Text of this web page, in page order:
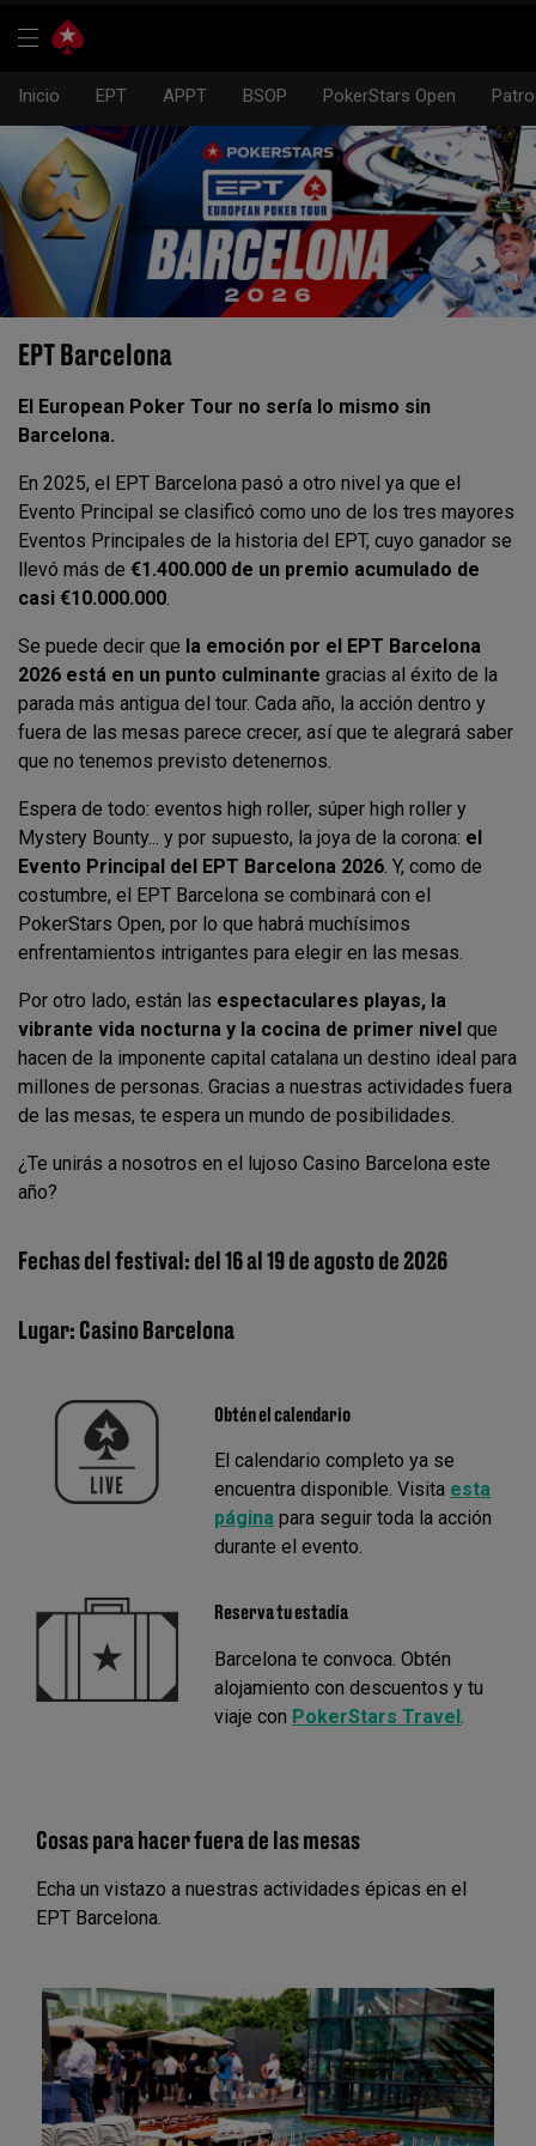
Inicio EPT APPT BSOP PokerStars Open
EPT Barcelona
El European Poker Tour no sería lo mismo sin
Barcelona.
En 2025, el EPT Barcelona pasó a otro nivel ya que el
Evento Principal se clasificó como uno de los tres mayores
Eventos Principales de la historia del EPT, cuyo ganador se
llevó más de €1.400.000 de un premio acumulado de
casi €10.000.000
Se puede decir que la emoción por el EPT Barcelona
2026 está en un punto culminante gracias al éxito de la
parada más antigua del tour. Cada año, la acción dentro y
fuera de las mesas parece crecer, así que te alegrará saber
que no tenemos previsto detenernos.
Espera de todo: eventos high roller, súper high roller y
Mystery Bounty... y por supuesto, la joya de la corona: el
Evento Principal del EPT Barcelona 2026 . Y, como de
costumbre, el EPT Barcelona se combinará con el
PokerStars Open, por lo que habrá muchísimos
enfrentamientos intrigantes para elegir en las mesas.
Por otro lado, están las espectaculares playas, la
vibrante vida nocturna y la cocina de primer nivel que
hacen de la imponente capital catalana un destino ideal para
millones de personas. Gracias a nuestras actividades fuera
de las mesas, te espera un mundo de posibilidades.
¿Te unirás a nosotros en el lujoso Casino Barcelona este
año?
Fechas del festival: del 16 al 19 de agosto de 2026
Lugar: Casino Barcelona
Obtén el calendario
El calendario completo ya se
encuentra disponible. Visita esta
página para seguir toda la acción
durante el evento.
Reserva tu estadía
Barcelona te convoca. Obtén
alojamiento con descuentos y tu
viaje con PokerStars Travel
Cosas para hacer fuera de las mesas
Echa un vistazo a nuestras actividades épicas en el
EPT Barcelona.